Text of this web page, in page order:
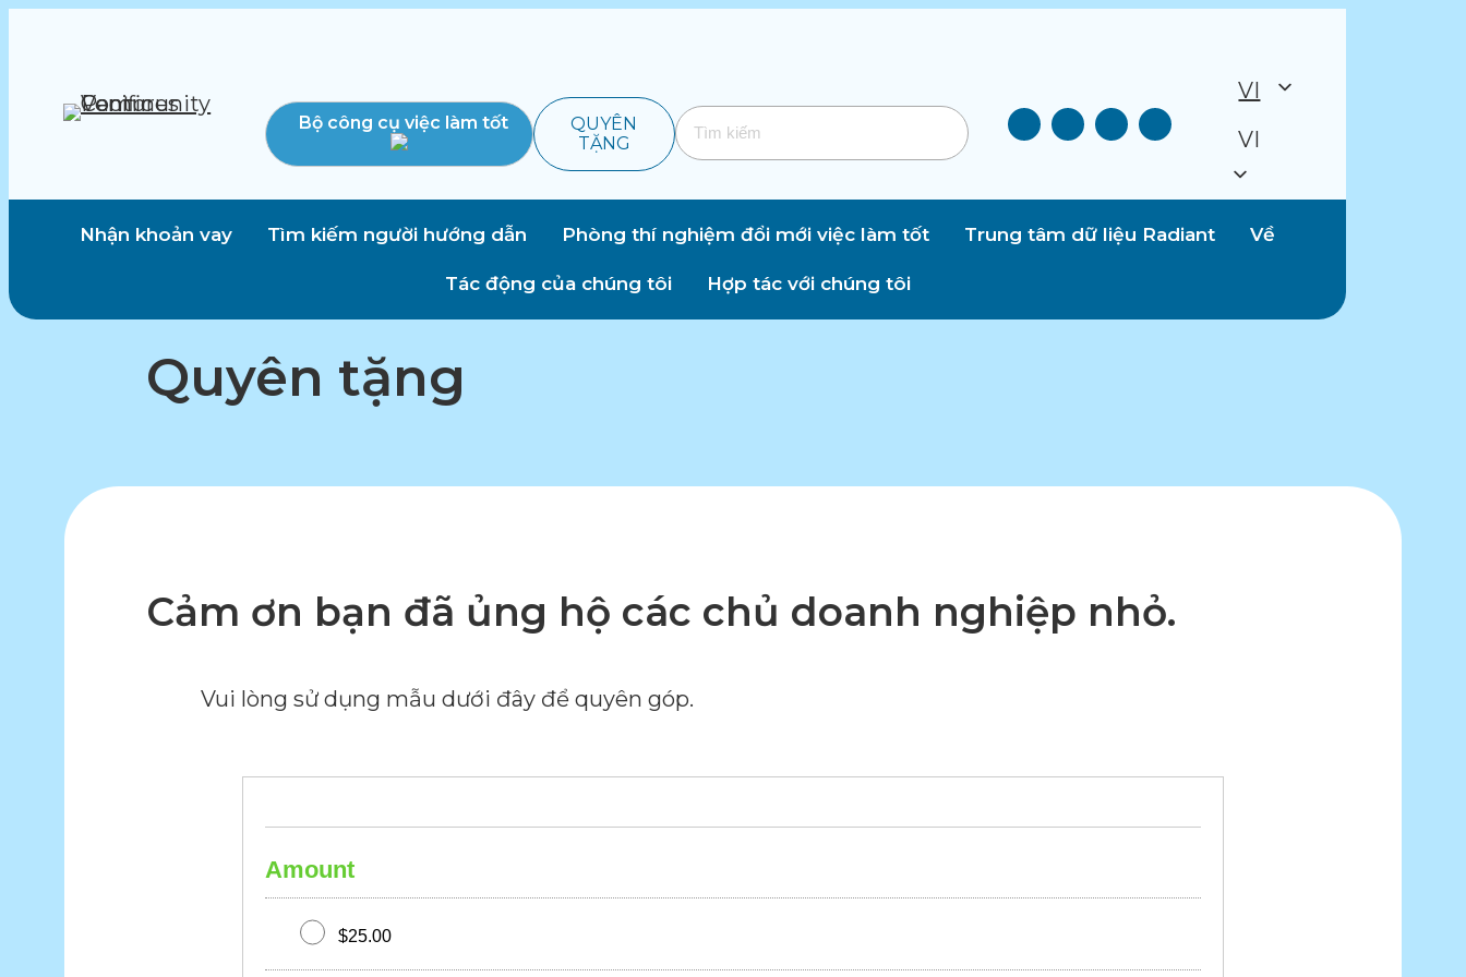
Bộ công cụ việc làm tốt
QUYÊN
TẶNG
VI
VI
Nhận khoản vay Tìm kiếm người hướng dẫn Phòng thí nghiệm đổi mới việc làm tốt Trung tâm dữ liệu Radiant Về
Tác động của chúng tôi Hợp tác với chúng tôi
Quyên tặng
Cảm ơn bạn đã ủng hộ các chủ doanh nghiệp nhỏ.
Vui lòng sử dụng mẫu dưới đây để quyên góp.
Amount
$25.00